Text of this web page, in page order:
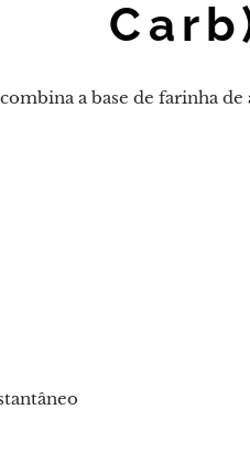
a base de farinha